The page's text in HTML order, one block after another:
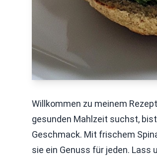
Willkommen zu meinem
gesunden Mahlzeit suchst,
Geschmack. Mit frischem
sie ein Genuss für jeden.